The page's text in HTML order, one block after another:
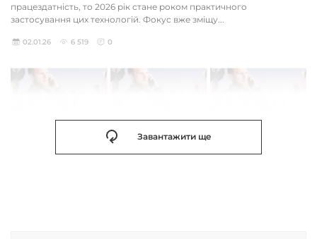
працездатність, то 2026 рік стане роком практичного
застосування цих технологій. Фокус вже зміщу...
02.01.26 6 519 0
Завантажити ще